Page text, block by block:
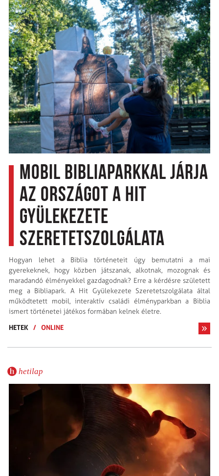
Mobil Bibliaparkkal járja
az országot a Hit
Gyülekezete
Szeretetszolgálata
Hogyan lehet a Biblia történeteit úgy bemutatni a mai
gyerekeknek, hogy közben játszanak, alkotnak, mozognak és
maradandó élményekkel gazdagodnak? Erre a kérdésre született
meg a Bibliapark. A Hit Gyülekezete Szeretetszolgálata által
működtetett mobil, interaktív családi élményparkban a Biblia
ismert történetei játékos formában kelnek életre.
HETEK
/ ONLINE
hetilap